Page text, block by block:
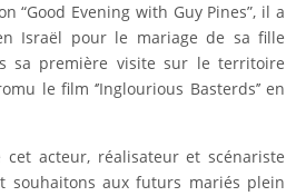
“Good Evening with Guy Pines”, il a
Israël pour le mariage de sa fille
sa première visite sur le territoire
le film ‘’Inglourious Basterds’’ en
acteur, réalisateur et scénariste
souhaitons aux futurs mariés plein